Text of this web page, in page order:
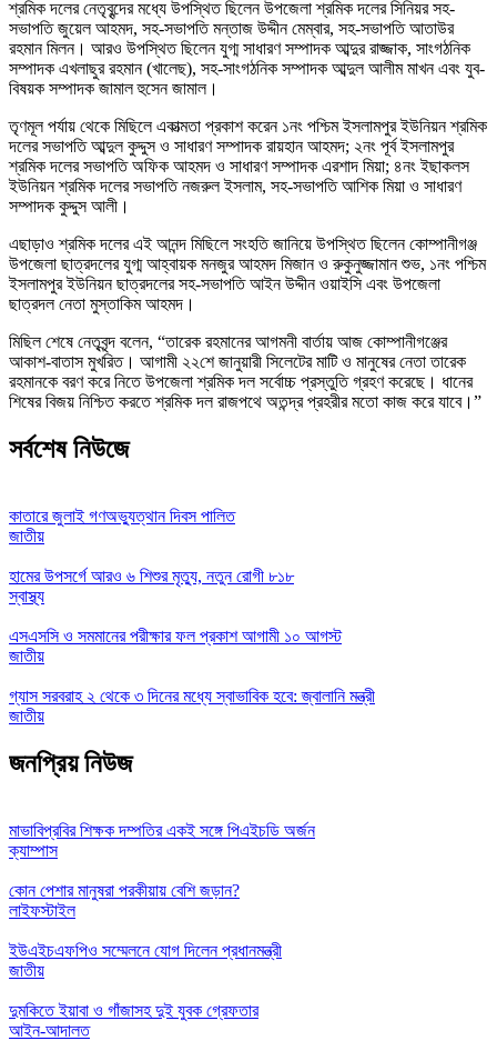
শ্রমিক দলের নেতৃবৃন্দের মধ্যে উপস্থিত ছিলেন উপজেলা শ্রমিক দলের সিনিয়র সহ-
সভাপতি জুয়েল আহমদ, সহ-সভাপতি মন্তাজ উদ্দীন মেম্বার, সহ-সভাপতি আতাউর
রহমান মিলন। আরও উপস্থিত ছিলেন যুগ্ম সাধারণ সম্পাদক আব্দুর রাজ্জাক, সাংগঠনিক
সম্পাদক এখলাছুর রহমান (খালেছ), সহ-সাংগঠনিক সম্পাদক আব্দুল আলীম মাখন এবং যুব-
বিষয়ক সম্পাদক জামাল হুসেন জামাল।
তৃণমূল পর্যায় থেকে মিছিলে একাত্মতা প্রকাশ করেন ১নং পশ্চিম ইসলামপুর ইউনিয়ন শ্রমিক
দলের সভাপতি আব্দুল কুদ্দুস ও সাধারণ সম্পাদক রায়হান আহমদ; ২নং পূর্ব ইসলামপুর
শ্রমিক দলের সভাপতি অফিক আহমদ ও সাধারণ সম্পাদক এরশাদ মিয়া; ৪নং ইছাকলস
ইউনিয়ন শ্রমিক দলের সভাপতি নজরুল ইসলাম, সহ-সভাপতি আশিক মিয়া ও সাধারণ
সম্পাদক কুদ্দুস আলী।
এছাড়াও শ্রমিক দলের এই আনন্দ মিছিলে সংহতি জানিয়ে উপস্থিত ছিলেন কোম্পানীগঞ্জ
উপজেলা ছাত্রদলের যুগ্ম আহ্বায়ক মনজুর আহমদ মিজান ও রুকুনুজ্জামান শুভ, ১নং পশ্চিম
ইসলামপুর ইউনিয়ন ছাত্রদলের সহ-সভাপতি আইন উদ্দীন ওয়াইসি এবং উপজেলা
ছাত্রদল নেতা মুস্তাকিম আহমদ।
মিছিল শেষে নেতৃবৃন্দ বলেন, “তারেক রহমানের আগমনী বার্তায় আজ কোম্পানীগঞ্জের
আকাশ-বাতাস মুখরিত। আগামী ২২শে জানুয়ারী সিলেটের মাটি ও মানুষের নেতা তারেক
রহমানকে বরণ করে নিতে উপজেলা শ্রমিক দল সর্বোচ্চ প্রস্তুতি গ্রহণ করেছে। ধানের
শিষের বিজয় নিশ্চিত করতে শ্রমিক দল রাজপথে অতন্দ্র প্রহরীর মতো কাজ করে যাবে।”
সর্বশেষ নিউজে
কাতারে জুলাই গণঅভ্যুত্থান দিবস পালিত
জাতীয়
হামের উপসর্গে আরও ৬ শিশুর মৃত্যু, নতুন রোগী ৮১৮
স্বাস্থ্য
এসএসসি ও সমমানের পরীক্ষার ফল প্রকাশ আগামী ১০ আগস্ট
জাতীয়
গ্যাস সরবরাহ ২ থেকে ৩ দিনের মধ্যে স্বাভাবিক হবে: জ্বালানি মন্ত্রী
জাতীয়
জনপ্রিয় নিউজ
মাভাবিপ্রবির শিক্ষক দম্পতির একই সঙ্গে পিএইচডি অর্জন
ক্যাম্পাস
কোন পেশার মানুষরা পরকীয়ায় বেশি জড়ান?
লাইফস্টাইল
ইউএইচএফপিও সম্মেলনে যোগ দিলেন প্রধানমন্ত্রী
জাতীয়
দুমকিতে ইয়াবা ও গাঁজাসহ দুই যুবক গ্রেফতার
আইন-আদালত